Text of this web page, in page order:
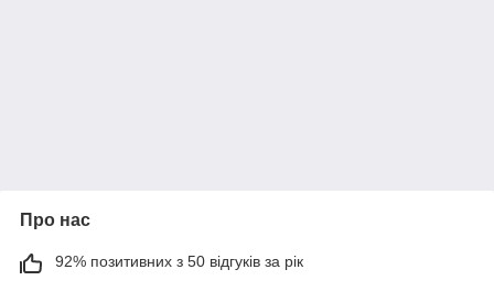
Про нас
92% позитивних з 50 відгуків за рік